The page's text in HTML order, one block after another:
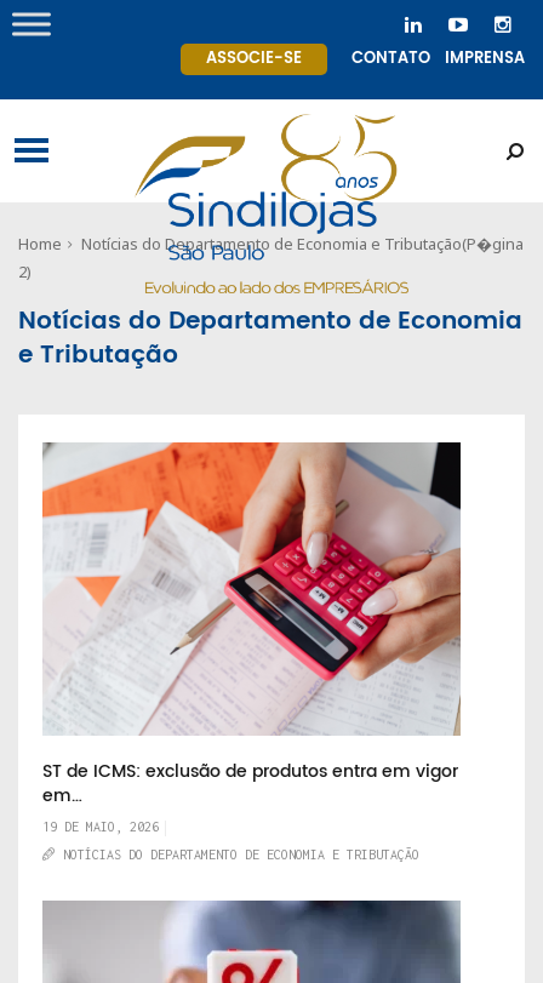
ASSOCIE-SE CONTATO IMPRENSA
Home Notícias do Departamento de Economia e Tributação(P�gina
2)
Notícias do Departamento de Economia
e Tributação
ST de ICMS: exclusão de produtos entra em vigor
em…
19 DE MAIO, 2026
NOTÍCIAS DO DEPARTAMENTO DE ECONOMIA E TRIBUTAÇÃO